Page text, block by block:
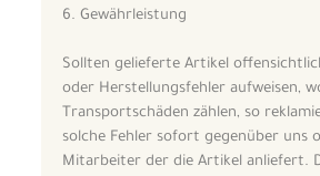
6. Gewährleistung
Sollten gelieferte Artikel
oder Herstellungsfehler aufweisen,
Transportschäden zählen, so
solche Fehler sofort gegenüber uns
Mitarbeiter der die Artikel anliefert.